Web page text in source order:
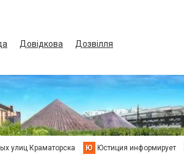
Довідкова
Дозвілля
улиц Краматорска Ю Юстиция информирует